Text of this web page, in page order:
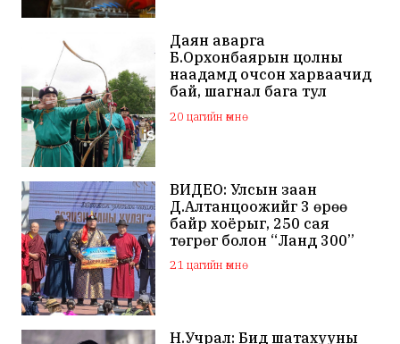
Даян аварга
Б.Орхонбаярын цолны
наадамд очсон харваачид
бай, шагнал бага тул
наадамд оролцохгүй
гэдгээ мэдэгдлээ
20 цагийн өмнө
ВИДЕО: Улсын заан
Д.Алтанцоожийг 3 өрөө
байр хоёрыг, 250 сая
төгрөг болон “Ланд 300”
маркийн автомашинаар
мялаажээ
21 цагийн өмнө
Н.Учрал: Бид шатахууны